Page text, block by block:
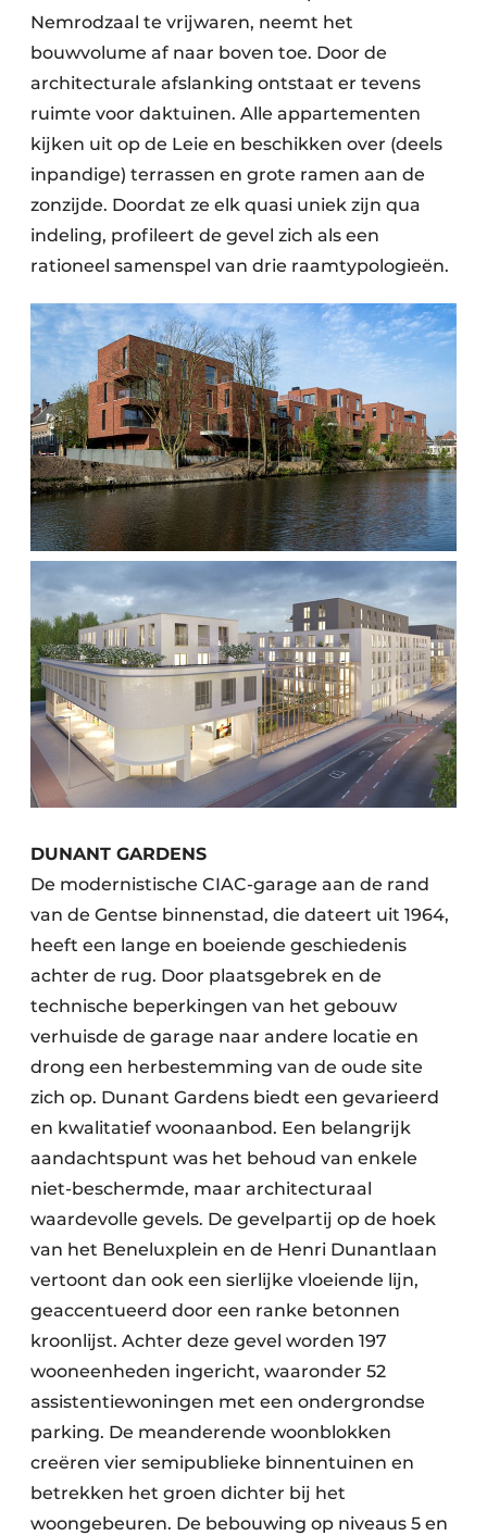
Nemrodzaal te vrijwaren, neemt het
bouwvolume af naar boven toe. Door de
architecturale afslanking ontstaat er tevens
ruimte voor daktuinen. Alle appartementen
kijken uit op de Leie en beschikken over (deels
inpandige) terrassen en grote ramen aan de
zonzijde. Doordat ze elk quasi uniek zijn qua
indeling, profileert de gevel zich als een
rationeel samenspel van drie raamtypologieën.
DUNANT GARDENS
De modernistische CIAC-garage aan de rand
van de Gentse binnenstad, die dateert uit 1964,
heeft een lange en boeiende geschiedenis
achter de rug. Door plaatsgebrek en de
technische beperkingen van het gebouw
verhuisde de garage naar andere locatie en
drong een herbestemming van de oude site
zich op. Dunant Gardens biedt een gevarieerd
en kwalitatief woonaanbod. Een belangrijk
aandachtspunt was het behoud van enkele
niet-beschermde, maar architecturaal
waardevolle gevels. De gevelpartij op de hoek
van het Beneluxplein en de Henri Dunantlaan
vertoont dan ook een sierlijke vloeiende lijn,
geaccentueerd door een ranke betonnen
kroonlijst. Achter deze gevel worden 197
wooneenheden ingericht, waaronder 52
assistentiewoningen met een ondergrondse
parking. De meanderende woonblokken
creëren vier semipublieke binnentuinen en
betrekken het groen dichter bij het
woongebeuren. De bebouwing op niveaus 5 en